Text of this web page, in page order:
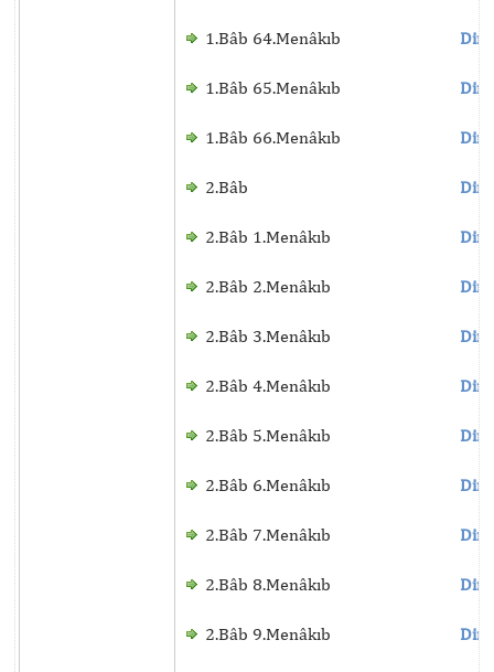
1.Bâb 64.Menâkıb
1.Bâb 65.Menâkıb
1.Bâb 66.Menâkıb
2.Bâb
2.Bâb 1.Menâkıb
2.Bâb 2.Menâkıb
2.Bâb 3.Menâkıb
2.Bâb 4.Menâkıb
2.Bâb 5.Menâkıb
2.Bâb 6.Menâkıb
2.Bâb 7.Menâkıb
2.Bâb 8.Menâkıb
2.Bâb 9.Menâkıb